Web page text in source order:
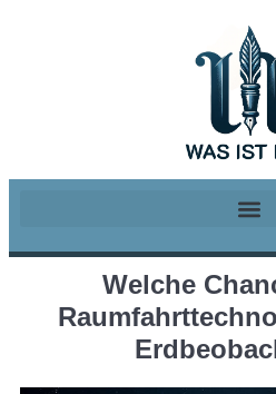
Welche